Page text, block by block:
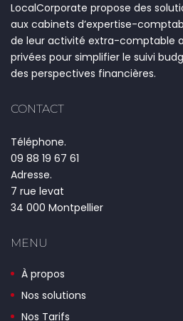
LocalCorporate propose des
aux cabinets d’expertise-
de leur activité extra-comptable
privées pour simplifier le suivi
des perspectives financières.
CONTACT
Téléphone.
09 88 19 67 61
Adresse.
7 rue levat
34 000 Montpellier
MENU
À propos
Nos solutions
Nos Tarifs